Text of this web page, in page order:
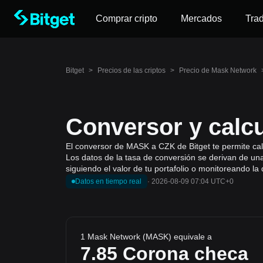
Comprar cripto Mercados
Bitget > Precios de las criptos > Precio de Mask Network
Conversor y
El conversor de MASK a CZK de Bitget te permite
Los datos de la tasa de conversión se derivan de
siguiendo el valor de tu portafolio o monitoreando
Datos en tiempo real · 2026-08-09 07:04 UTC+0
1 Mask Network (MASK) equivale a
7.85 Corona checa